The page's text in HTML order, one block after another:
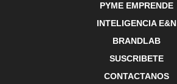
PYME EMPRENDE
INTELIGENCIA E&N
BRANDLAB
SUSCRIBETE
CONTACTANOS